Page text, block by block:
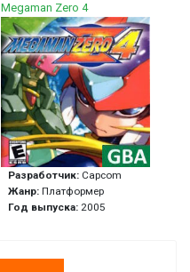
Megaman Zero 4
Разработчик: Capcom
Жанр:Платформер
Год выпуска: 2005